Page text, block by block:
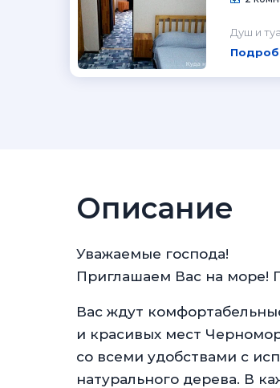
Душ и
Описание
Уважаемые господа!
Приглашаем Вас на море!
Вас ждут
и красивых мест
со всеми удобствами с
натурального дерева. В